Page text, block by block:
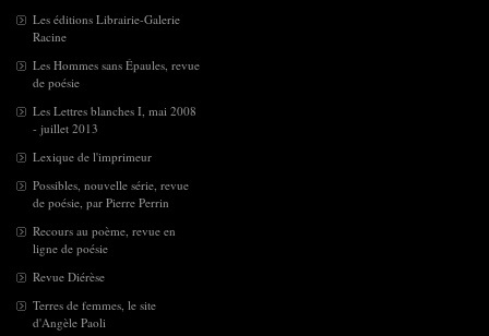
Les éditions Librairie-Galerie
Racine
Les Hommes sans Épaules, revue
de poésie
Les Lettres blanches I, mai 2008
- juillet 2013
Lexique de l'imprimeur
Possibles, nouvelle série, revue
de poésie, par Pierre Perrin
Recours au poème, revue en
ligne de poésie
Revue Diérèse
Terres de femmes, le site
d'Angèle Paoli